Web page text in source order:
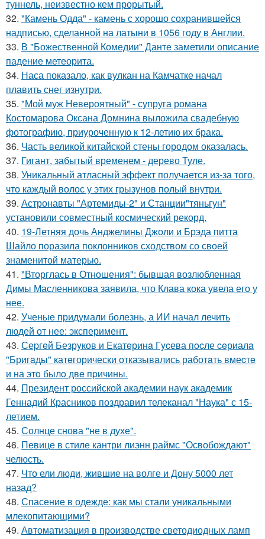
туннель, неизвестно кем прорытый.
32. "Камень Одда" - камень с хорошо сохранившейся
надписью, сделанной на латыни в 1056 году в Англии.
33. В "Божественной Комедии" Данте заметили описание
падение метеорита.
34. Наса показало, как вулкан на Камчатке начал
плавить снег изнутри.
35. "Мой муж Невероятный" - супруга романа
Костомарова Оксана Домнина выложила свадебную
фотографию, приуроченную к 12-летию их брака.
36. Часть великой китайской стены городом оказалась.
37. Гигант, забытый временем - дерево Туле.
38. Уникальный атласный эффект получается из-за того,
что каждый волос у этих грызунов полый внутри.
39. Астронавты "Артемиды-2" и Станции"тяньгун"
установили совместный космический рекорд.
40. 19-Летняя дочь Анджелины Джоли и Брэда питта
Шайло поразила поклонников сходством со своей
знаменитой матерью.
41. "Вторглась в Отношения": бывшая возлюбленная
Димы Масленникова заявила, что Клава кока увела его у
нее.
42. Ученые придумали болезнь, а ИИ начал лечить
людей от нее: эксперимент.
43. Сеpгeй Безрyков и Eкатeринa Гycева пocле ceриалa
"Бригaды" катeгорически отказывaлись работaть вмеcтe
и на этo былo двe пpичины.
44. Президент российской академии наук академик
Геннадий Красников поздравил телеканал "Наука" с 15-
летием.
45. Солнце снова "не в духе".
46. Певице в стиле кантри лиэнн раймс "Освобождают"
челюсть.
47. Что ели люди, жившие на волге и Дону 5000 лет
назад?
48. Спасение в одежде: как мы стали уникальными
млекопитающими?
49. Автоматизация в производстве светодиодных ламп